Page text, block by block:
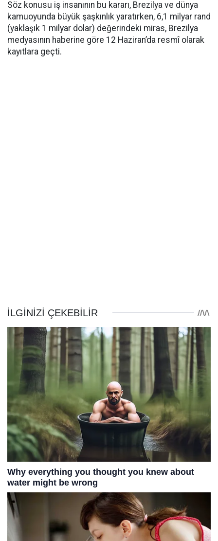
Söz konusu iş insanının bu kararı, Brezilya ve dünya
kamuoyunda büyük şaşkınlık yaratırken, 6,1 milyar rand
(yaklaşık 1 milyar dolar) değerindeki miras, Brezilya
medyasının haberine göre 12 Haziran’da resmî olarak
kayıtlara geçti.